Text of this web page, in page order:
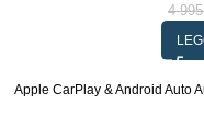
4
Apple CarPlay & Android Auto